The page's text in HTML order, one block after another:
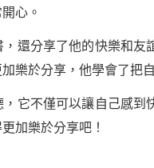
心。
還分享了他的快樂和
樂於分享，他學會了把
它不僅可以讓自己感
加樂於分享吧！